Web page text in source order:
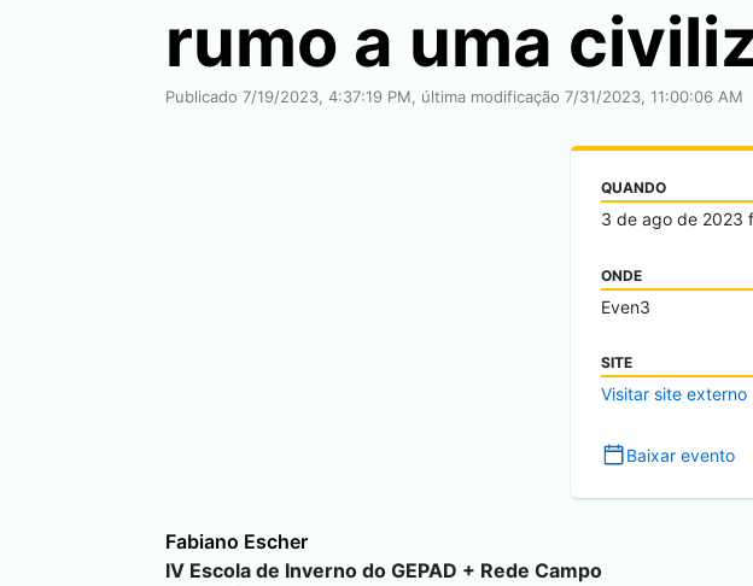
rumo a uma
Publicado 7/19/2023, 4:37:19 PM, última modificação 7/31/2023, 11:00:06 AM
QUANDO
3 de ago de 2023
ONDE
Even3
SITE
Visitar site externo
Baixar evento
Fabiano Escher
IV Escola de Inverno do GEPAD + Rede Campo